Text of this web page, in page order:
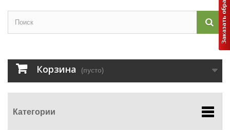
Корзина (пусто)
Категории